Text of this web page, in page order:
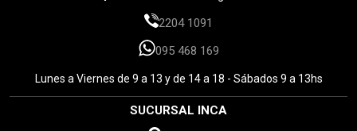
2204 1091
095 468 169
Lunes a Viernes de 9 a 13 y de 14 a 18 - Sábados 9 a 13hs
SUCURSAL INCA